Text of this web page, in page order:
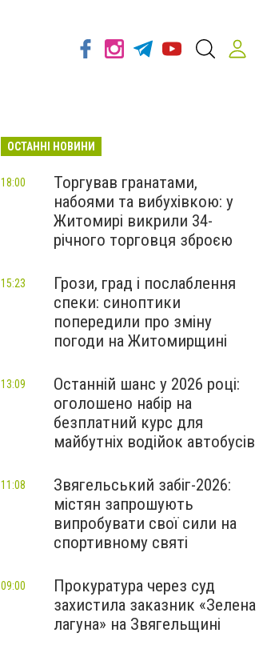
ОСТАННІ НОВИНИ
Торгував гранатами,
набоями та вибухівкою: у
Житомирі викрили 34-
річного торговця зброєю
18:00
Грози, град і послаблення
спеки: синоптики
попередили про зміну
погоди на Житомирщині
15:23
Останній шанс у 2026 році:
оголошено набір на
безплатний курс для
майбутніх водійок автобусів
13:09
Звягельський забіг-2026:
містян запрошують
випробувати свої сили на
спортивному святі
11:08
Прокуратура через суд
захистила заказник «Зелена
лагуна» на Звягельщині
09:00